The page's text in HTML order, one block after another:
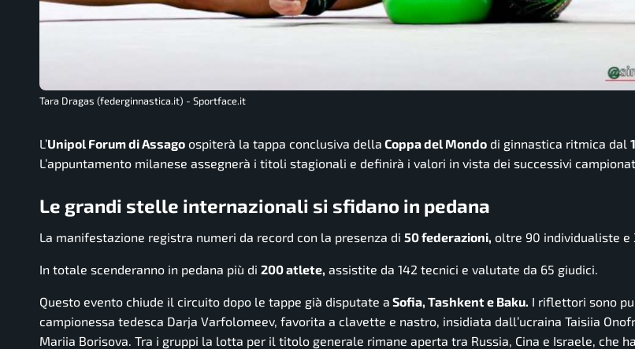
Tara Dragas (federginnastica.it) - Sportface.it
L’Unipol Forum di Assago ospiterà la tappa conclusiva della Coppa del Mondo di ginnastica ritmica dal
L’appuntamento milanese assegnerà i titoli stagionali e definirà i valori in vista dei successivi
Le grandi stelle internazionali si sfidano in pedana
La manifestazione registra numeri da record con la presenza di 50 federazioni, oltre 90 individualiste e
In totale scenderanno in pedana più di 200 atlete, assistite da 142 tecnici e valutate da 65 giudici.
Questo evento chiude il circuito dopo le tappe già disputate a Sofia, Tashkent e Baku. I riflettori sono
campionessa tedesca Darja Varfolomeev, favorita a clavette e nastro, insidiata dall’ucraina Taisiia
Mariia Borisova. Tra i gruppi la lotta per il titolo generale rimane aperta tra Russia, Cina e Israele, che